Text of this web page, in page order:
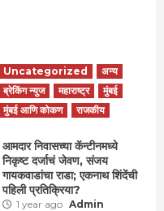
Uncategorized
अन्य
ब्रेकिंग न्युज
महाराष्ट्र
मुंबई
मुंबई आणि कोकण
राजकीय
आमदार निवासच्या कॅन्टीनमध्ये
निकृष्ट दर्जाचं जेवण, संजय
गायकवाडांचा राडा; एकनाथ शिंदेंची
पहिली प्रतिक्रिया?
1 year ago Admin